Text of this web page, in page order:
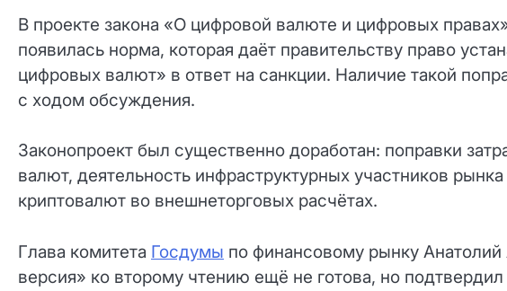
В проекте закона «О цифровой валюте и цифровых
появилась норма, которая даёт правительству право
цифровых валют» в ответ на санкции. Наличие такой
с ходом обсуждения.
Законопроект был существенно доработан: поправки
валют, деятельность инфраструктурных участников
криптовалют во внешнеторговых расчётах.
Глава комитета Госдумы по финансовому рынку Анатолий
версия» ко второму чтению ещё не готова, но